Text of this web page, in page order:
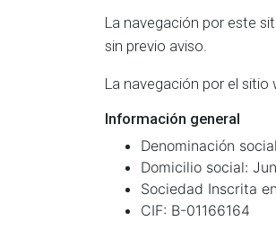
La navegación por este
sin previo aviso.
La navegación por el
Información general
Denominación
Domicilio social:
Sociedad Inscrita
CIF: B-01166164